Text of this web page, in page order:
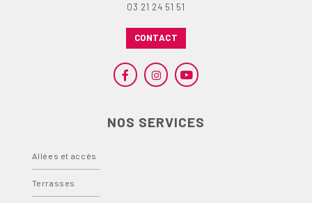
03 21 24 51 51
CONTACT
NOS SERVICES
Allées et accès
Terrasses